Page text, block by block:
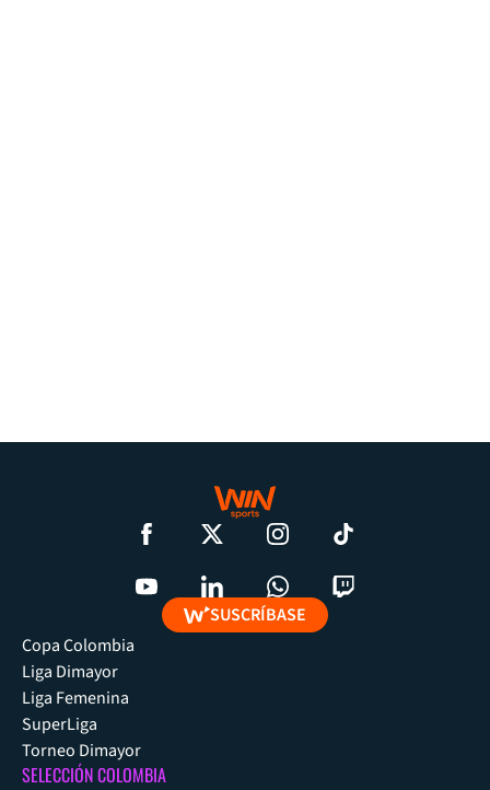
SUSCRÍBASE
Copa Colombia
Liga Dimayor
Liga Femenina
SuperLiga
Torneo Dimayor
SELECCIÓN COLOMBIA